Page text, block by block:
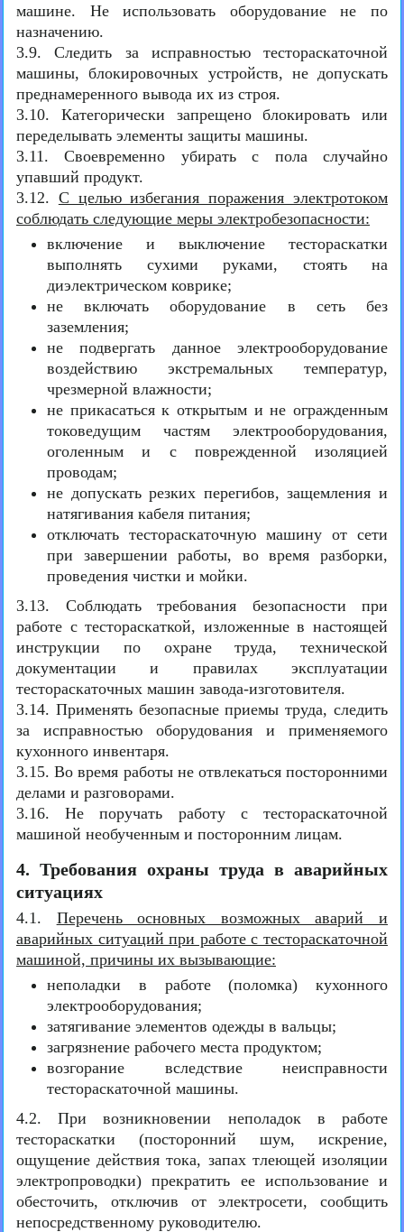
машине. Не использовать оборудование не по
назначению.
3.9. Следить за исправностью тестораскаточной
машины, блокировочных устройств, не допускать
преднамеренного вывода их из строя.
3.10. Категорически запрещено блокировать или
переделывать элементы защиты машины.
3.11. Своевременно убирать с пола случайно
упавший продукт.
3.12. С целью избегания поражения электротоком
соблюдать следующие меры электробезопасности:
включение и выключение тестораскатки
выполнять сухими руками, стоять на
диэлектрическом коврике;
не включать оборудование в сеть без
заземления;
не подвергать данное электрооборудование
воздействию экстремальных температур,
чрезмерной влажности;
не прикасаться к открытым и не огражденным
токоведущим частям электрооборудования,
оголенным и с поврежденной изоляцией
проводам;
не допускать резких перегибов, защемления и
натягивания кабеля питания;
отключать тестораскаточную машину от сети
при завершении работы, во время разборки,
проведения чистки и мойки.
3.13. Соблюдать требования безопасности при
работе с тестораскаткой, изложенные в настоящей
инструкции по охране труда, технической
документации и правилах эксплуатации
тестораскаточных машин завода-изготовителя.
3.14. Применять безопасные приемы труда, следить
за исправностью оборудования и применяемого
кухонного инвентаря.
3.15. Во время работы не отвлекаться посторонними
делами и разговорами.
3.16. Не поручать работу с тестораскаточной
машиной необученным и посторонним лицам.
4. Требования охраны труда в аварийных
ситуациях
4.1. Перечень основных возможных аварий и
аварийных ситуаций при работе с тестораскаточной
машиной, причины их вызывающие:
неполадки в работе (поломка) кухонного
электрооборудования;
затягивание элементов одежды в вальцы;
загрязнение рабочего места продуктом;
возгорание вследствие неисправности
тестораскаточной машины.
4.2. При возникновении неполадок в работе
тестораскатки (посторонний шум, искрение,
ощущение действия тока, запах тлеющей изоляции
электропроводки) прекратить ее использование и
обесточить, отключив от электросети, сообщить
непосредственному руководителю.